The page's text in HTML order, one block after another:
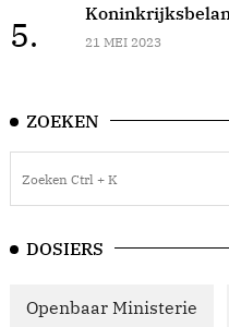
5. 21 MEI 2023
ZOEKEN
DOSIERS
Openbaar Ministerie